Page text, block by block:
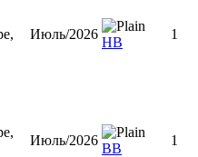
Июль/2026
НВ
1
Июль/2026
BB
1